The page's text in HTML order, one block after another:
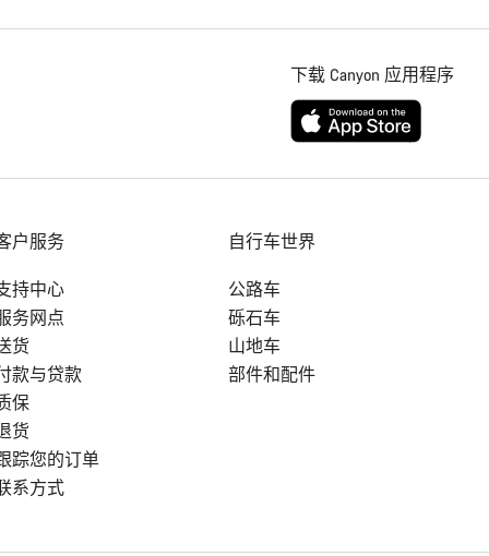
下载 Canyon 应用程序
户服务
持中心
务网点
货
款与贷款
保
货
踪您的订单
系方式
自行车世界
公路车
砾石车
山地车
部件和配件